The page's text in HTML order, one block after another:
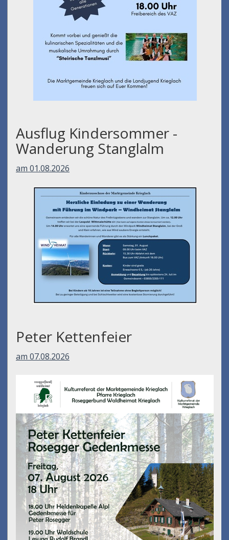
Ausflug Kindersommer -
Wanderung Stanglalm
am 01.08.2026
Peter Kettenfeier
am 07.08.2026